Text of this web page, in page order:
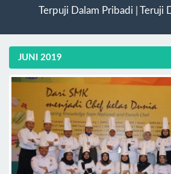
Terpuji Dalam Pribadi | Teruji
JUNI 2019